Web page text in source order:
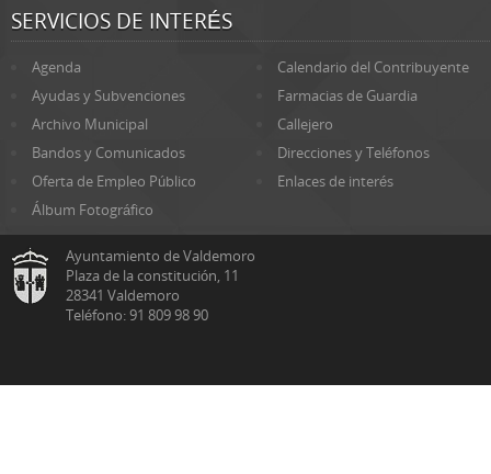
SERVICIOS DE INTERÉS
Agenda
Calendario del Contribuyente
Ayudas y Subvenciones
Farmacias de Guardia
Archivo Municipal
Callejero
Bandos y Comunicados
Direcciones y Teléfonos
Oferta de Empleo Público
Enlaces de interés
Álbum Fotográfico
Ayuntamiento de Valdemoro
Plaza de la constitución, 11
28341 Valdemoro
Teléfono: 91 809 98 90